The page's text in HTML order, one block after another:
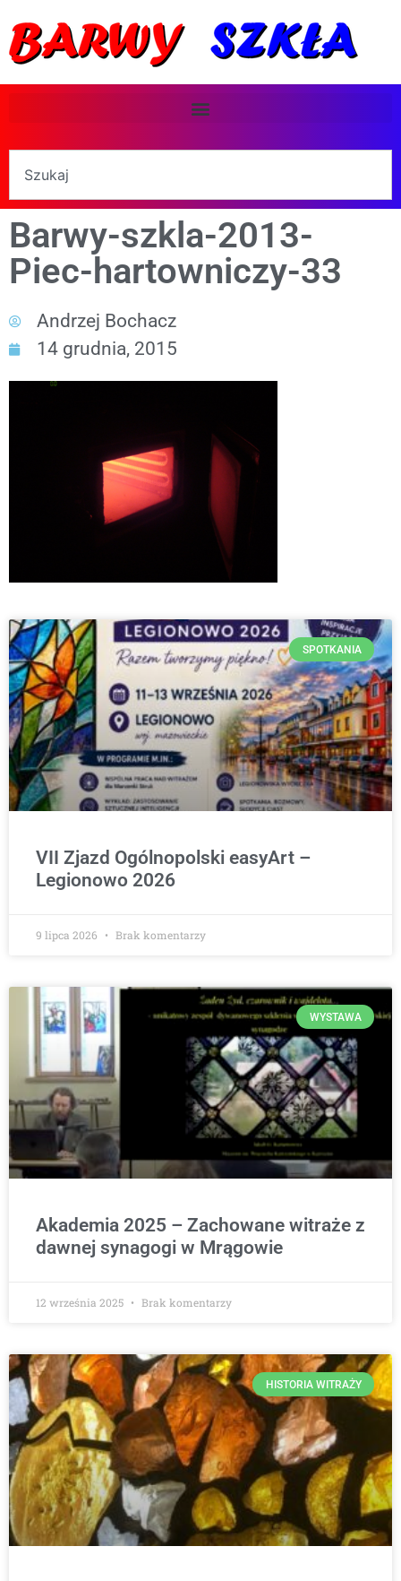
Barwy-szkla-2013-
Piec-hartowniczy-33
Andrzej Bochacz
14 grudnia, 2015
SPOTKANIA
VII Zjazd Ogólnopolski easyArt –
Legionowo 2026
9 lipca 2026 Brak komentarzy
WYSTAWA
Akademia 2025 – Zachowane witraże z
dawnej synagogi w Mrągowie
12 września 2025 Brak komentarzy
HISTORIA WITRAŻY